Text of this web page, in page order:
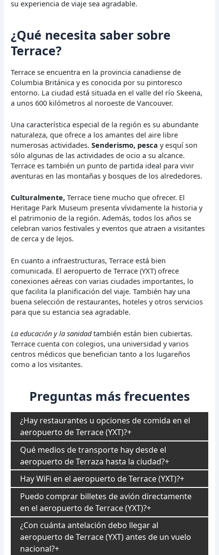
su experiencia de viaje sea agradable.
¿Qué necesita saber sobre
Terrace?
Terrace se encuentra en la provincia canadiense de
Columbia Británica y es conocida por su pintoresco
entorno. La ciudad está situada en el valle del río Skeena,
a unos 600 kilómetros al noroeste de Vancouver.
Una característica especial de la región es su abundante
naturaleza, que ofrece a los amantes del aire libre
numerosas actividades.Senderismo, pesca y esquí son
sólo algunas de las actividades de ocio a su alcance.
Terrace es también un punto de partida ideal para vivir
aventuras en las montañas y bosques de los alrededores.
Culturalmente, Terrace tiene mucho que ofrecer. El
Heritage Park Museum presenta vívidamente la historia y
el patrimonio de la región. Además, todos los años se
celebran varios festivales y eventos que atraen a visitantes
de cerca y de lejos.
En cuanto a infraestructuras, Terrace está bien
comunicada. El aeropuerto de Terrace (YXT) ofrece
conexiones aéreas con varias ciudades importantes, lo
que facilita la planificación del viaje. También hay una
buena selección de restaurantes, hoteles y otros servicios
para que su estancia sea agradable.
La educación y la sanidadtambién están bien cubiertas.
Terrace cuenta con colegios, una universidad y varios
centros médicos que benefician tanto a los lugareños
como a los visitantes.
Preguntas más frecuentes
¿Hay restaurantes u opciones de comida en el
aeropuerto de Terrace (YXT)?
Qué medios de transporte hay desde el
aeropuerto de Terraza hasta la ciudad?
Hay WiFi en el aeropuerto de Terrace (YXT)?
Puedo comprar billetes de avión directamente
en el aeropuerto de Terrace (YXT)?
¿Con cuánta antelación debo llegar al
aeropuerto de Terrace (YXT) antes de un vuelo
nacional?